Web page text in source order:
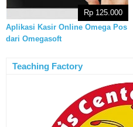
Aplikasi Kasir Online Omega Pos
dari Omegasoft
Rp 125.000
Teaching Factory